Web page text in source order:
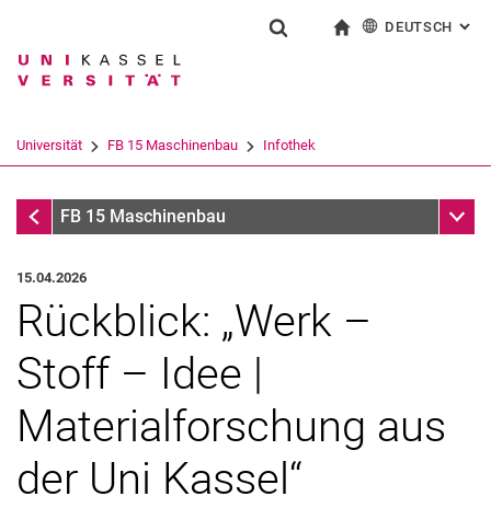
Springe direkt zu: Inhalt
Springe direkt zu: Suche
Springe direkt zu:
Suchbegriff
Suchen (öffnet externen Link in einem
DEUTSCH :
Universität FB 15 Maschinenbau Infothek
InfothekFB 15 Maschinenbau
15.04.2026
Rückblick: „Werk –
Stoff – Idee |
Materialforschung aus
der Uni Kassel“